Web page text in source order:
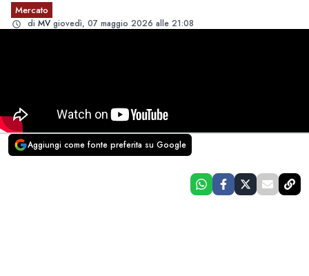
Mercato
di MV giovedì, 07 maggio 2026 alle 21:08
Aggiungi come fonte preferita su Google